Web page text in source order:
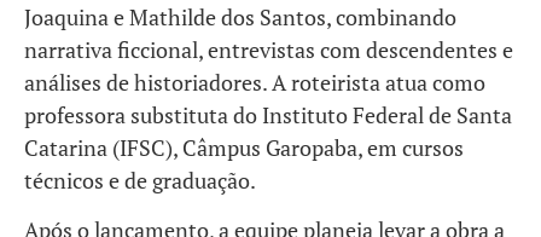
Joaquina e Mathilde dos Santos, combinando
narrativa ficcional, entrevistas com descendentes e
análises de historiadores. A roteirista atua como
professora substituta do Instituto Federal de Santa
Catarina (IFSC), Câmpus Garopaba, em cursos
técnicos e de graduação.
Após o lançamento, a equipe planeja levar a obra a